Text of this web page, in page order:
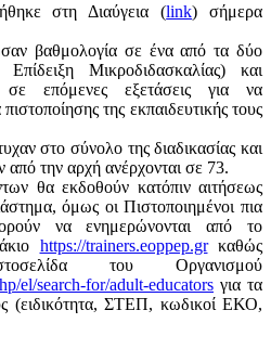
στη Διαύγεια (link) σήμερα
βαθμολογία σε ένα από τα δύο
Μικροδιδασκαλίας) και
επόμενες εξετάσεις για να
της εκπαιδευτικής τους
στο σύνολο της διαδικασίας και
από την αρχή ανέρχονται σε 73.
θα εκδοθούν κατόπιν αιτήσεως
όμως οι Πιστοποιημένοι πια
να ενημερώνονται από το
https://trainers.eoppep.grκαθώς
του Οργανισμού
el/search-for/adult-educators για τα
(ειδικότητα, ΣΤΕΠ, κωδικοί ΕΚΟ,